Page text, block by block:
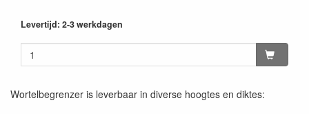
Levertijd: 2-3 werkdagen
Wortelbegrenzer is leverbaar in diverse hoogtes en diktes: